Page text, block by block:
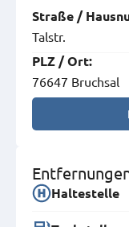
Straße /
Talstr.
PLZ /Ort:
76647 Bruchsal
Haltestelle